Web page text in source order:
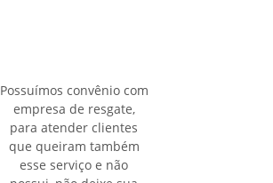
Possuímos convênio com
empresa de resgate,
para atender clientes
que queiram também
esse serviço e não